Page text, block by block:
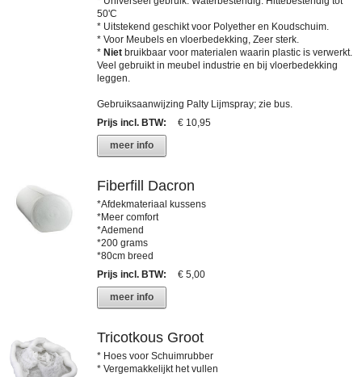
50'C
* Uitstekend geschikt voor Polyether en Koudschuim.
* Voor Meubels en vloerbedekking, Zeer sterk.
* Niet bruikbaar voor materialen waarin plastic is verwerkt.
Veel gebruikt in meubel industrie en bij vloerbedekking
leggen.
Gebruiksaanwijzing Palty Lijmspray; zie bus.
Prijs incl. BTW:
€ 10,95
meer info
Fiberfill Dacron
*Afdekmateriaal kussens
*Meer comfort
*Ademend
*200 grams
*80cm breed
Prijs incl. BTW:
€ 5,00
meer info
Tricotkous Groot
* Hoes voor Schuimrubber
* Vergemakkelijkt het vullen